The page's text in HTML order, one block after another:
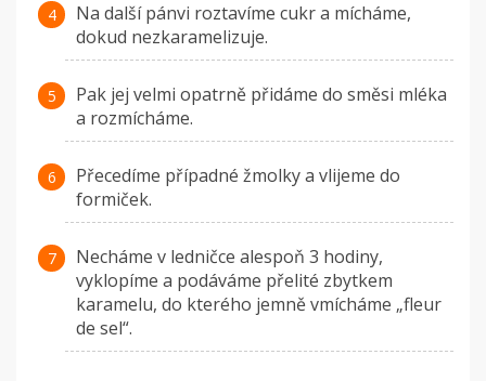
Na další pánvi roztavíme cukr a mícháme,
dokud nezkaramelizuje.
Pak jej velmi opatrně přidáme do směsi mléka
a rozmícháme.
Přecedíme případné žmolky a vlijeme do
formiček.
Necháme v ledničce alespoň 3 hodiny,
vyklopíme a podáváme přelité zbytkem
karamelu, do kterého jemně vmícháme „fleur
de sel“.